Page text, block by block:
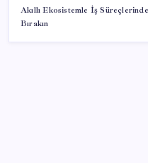
Akıllı Ekosistemle İş
Bırakın